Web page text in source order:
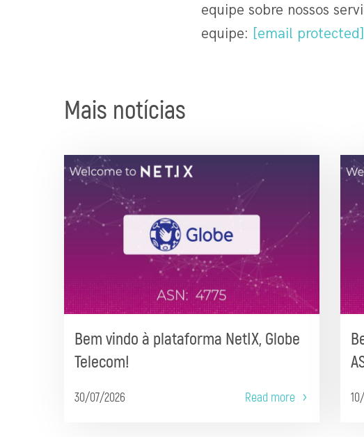
equipe sobre nossos
equipe: [email protected]
Mais notícias
Bem vindo à plataforma NetIX, Globe
Telecom!
30/07/2026 Read more